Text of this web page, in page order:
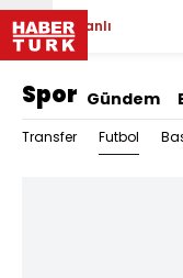
Canlı
Spor Gündem
Transfer Futbol